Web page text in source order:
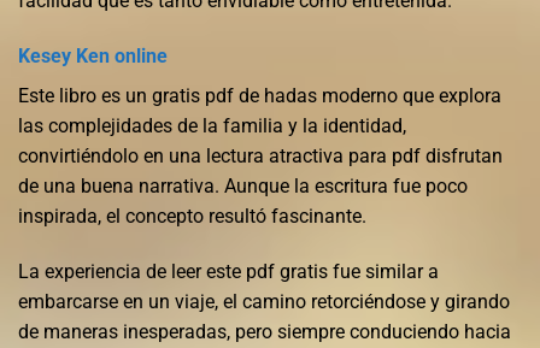
Kesey Ken online
Este libro es un gratis pdf de hadas moderno que explora
las complejidades de la familia y la identidad,
convirtiéndolo en una lectura atractiva para pdf disfrutan
de una buena narrativa. Aunque la escritura fue poco
inspirada, el concepto resultó fascinante.
La experiencia de leer este pdf gratis fue similar a
embarcarse en un viaje, el camino retorciéndose y girando
de maneras inesperadas, pero siempre conduciendo hacia